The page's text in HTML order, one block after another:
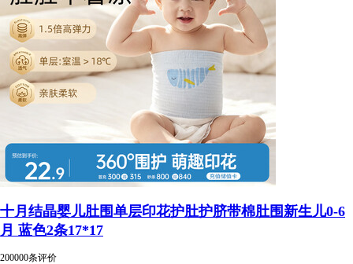
十月结晶婴儿肚围单层印花护肚护脐带棉肚围新生儿0-6
月 蓝色2条17*17
200000条评价